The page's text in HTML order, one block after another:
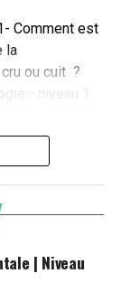
lymphe.
du
vos
Comment est
la
ou cuit ?
- niveau 1
si vous
| Niveau